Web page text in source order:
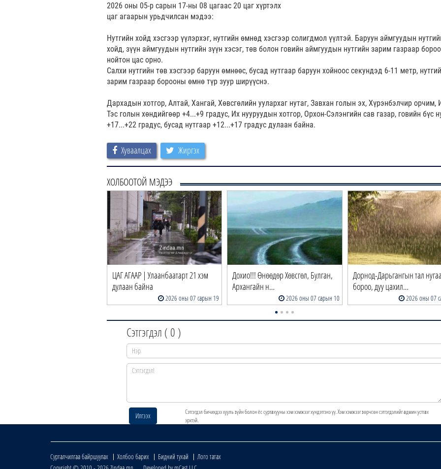
2026 оны 05-р сарын 17-ны 08 цагаас 20 цаг хүртэлх
цаг агаарын урьдчилсан мэдээ:
Нутгийн хойд хэсгээр үүлэрхэг, нутгийн өмнөд хэсгээр солигдмол үүлтэй. Баруун аймгуудын
хойд, зүүн аймгуудын нутгийн зүүн хэсэг, төв болон говийн аймгуудын нутгийн зарим газраар
нойтон цас орно.
Салхи нутгийн төв хэсгээр баруун өмнөөс, бусад нутгаар баруун хойноос секундэд 6-11 метр,
зарим газраар борооны өмнө түр зуур ширүүснэ.
Дархадын хотгор, Алтай, Хангай, Хөвсгөлийн уулархаг нутаг, Завхан голын эх, Хүрэнбэлчир орчим,
Тэс голын хөндийгөөр +4...+9 градус, Их нууруудын хотгор, Орхон-Сэлэнгийн сав газар, говийн бүс
+17...+22 градус, бусад нутгаар +12...+17 градус дулаан байна.
Хуваалцах Жиргэх
ХОЛБООТОЙ МЭДЭЭ
ЦАГ АГААР | Улаанбаатарт 21 хэм
дулаан байна
2026 оны 07 сарын 19
Дохио!!! Өнөөдөр Хөвсгөл, Булган,
Архангайн н…
2026 оны 07 сарын 10
Дорнод-Дарьгангын тал
бороо, дуу цахил…
2026 оны 07
Сэтгэгдэл ( 0 )
Илгээх
Сэтгэгдэл бичихдээ хууль зүйн болон ёс суртахууны хэм хэмжээг хүндэтгэнэ үү. Хэм хэмжээг зөрчсөн сэтгэгдэлийг админ устгах
эрхтэй.
Сурталчилгаа байршуулах Холбоо барих Бидний тухай
Лого татах